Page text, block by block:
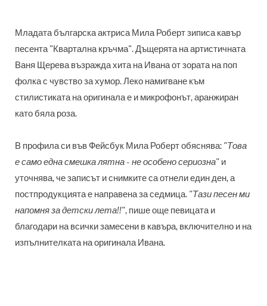
Младата българска актриса Мила Роберт зиписа кавър
песента "Квартална кръчма". Дъщерята на артистичната
Ваня Щерева възражда хита на Ивана от зората на поп
фолка с чувство за хумор. Леко намигване към
стилистиката на оригинала е и микрофонът, аранжиран
като бяла роза.
В профила си във Фейсбук Мила Роберт обяснява: "Това
е само една смешка лятна - не особено сериозна" и
уточнява, че записът и снимките са отнели един ден, а
постпродукцията е направена за седмица. "Тази песен ми
напомня за детски лета!!", пише още певицата и
благодари на всички замесени в кавъра, включително и на
изпълнителката на оригинала Ивана.